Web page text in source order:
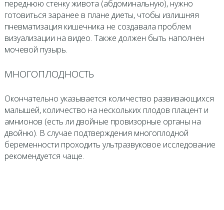
переднюю стенку живота (абдоминальную), нужно
готовиться заранее в плане диеты, чтобы излишняя
пневматизация кишечника не создавала проблем
визуализации на видео. Также должен быть наполнен
мочевой пузырь.
МНОГОПЛОДНОСТЬ
Окончательно указывается количество развивающихся
малышей, количество на нескольких плодов плацент и
амнионов (есть ли двойные провизорные органы на
двойню). В случае подтверждения многоплодной
беременности проходить ультразвуковое исследование
рекомендуется чаще.